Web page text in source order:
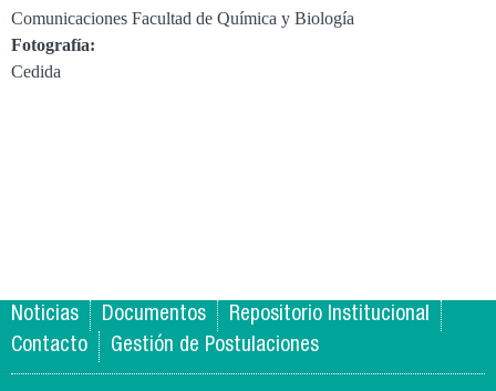
Comunicaciones Facultad de Química y Biología
Fotografía:
Cedida
Noticias Documentos
Repositorio Institucional
Contacto
Gestión de Postulaciones